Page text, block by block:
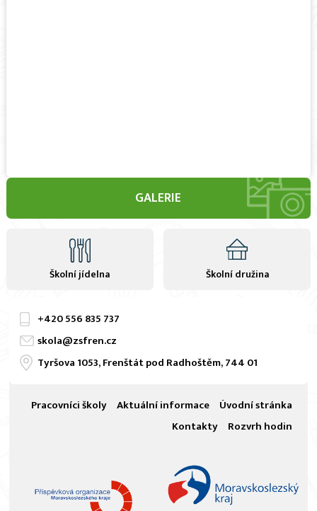
GALERIE
Školní jídelna Školní družina
+420556 835 737
skola@zsfren.cz
Tyršova 1053, Frenštát pod Radhoštěm, 744 01
Úvodní stránka
Aktuální informace
Pracovníci školy
Rozvrh hodin
Kontakty